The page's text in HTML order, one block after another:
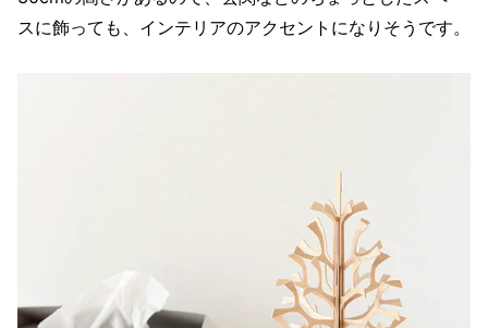
スに飾っても、インテリアのアクセントになりそうです。